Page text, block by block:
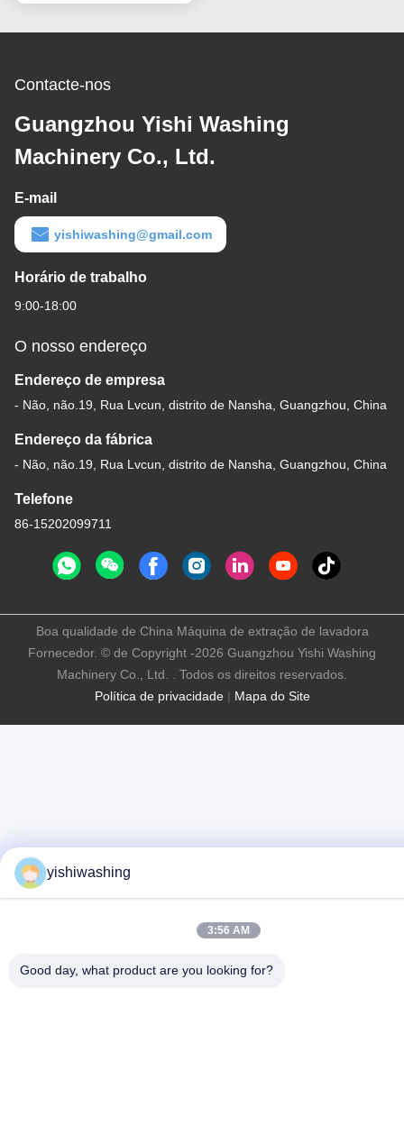
Contacte-nos
Guangzhou Yishi Washing
Machinery Co., Ltd.
E-mail
yishiwashing@gmail.com
Horário de trabalho
9:00-18:00
O nosso endereço
Endereço de empresa
- Não, não.19, Rua Lvcun, distrito de Nansha, Guangzhou, China
Endereço da fábrica
- Não, não.19, Rua Lvcun, distrito de Nansha, Guangzhou, China
Telefone
86-15202099711
Política de privacidade| Mapa do Site
Boa qualidade de China Máquina de extração de lavadora
Fornecedor. © de Copyright -2026 Guangzhou Yishi Washing
Machinery Co., Ltd. . Todos os direitos reservados.
yishiwashing
3:56 AM
Good day, what product are you looking for?